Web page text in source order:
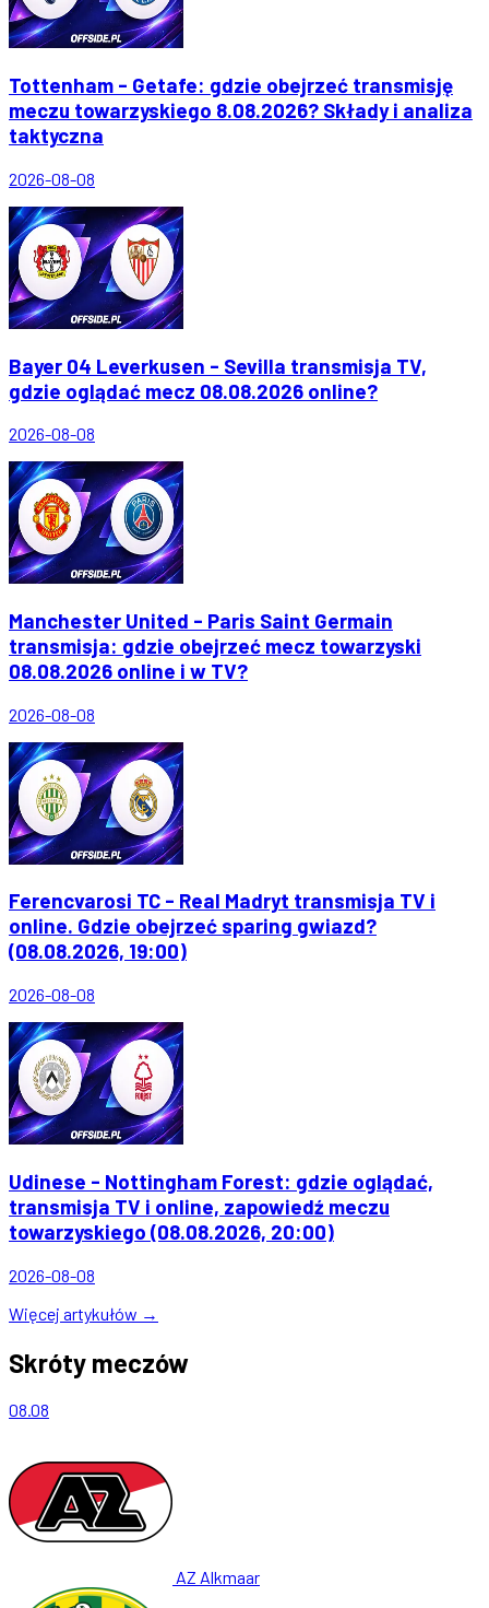
Tottenham - Getafe: gdzie obejrzeć transmisję
meczu towarzyskiego 8.08.2026? Składy i analiza
taktyczna
2026-08-08
Bayer 04 Leverkusen - Sevilla transmisja TV,
gdzie oglądać mecz 08.08.2026 online?
2026-08-08
Manchester United - Paris Saint Germain
transmisja: gdzie obejrzeć mecz towarzyski
08.08.2026 online i w TV?
2026-08-08
Ferencvarosi TC - Real Madryt transmisja TV i
online. Gdzie obejrzeć sparing gwiazd?
(08.08.2026, 19:00)
2026-08-08
Udinese - Nottingham Forest: gdzie oglądać,
transmisja TV i online, zapowiedź meczu
towarzyskiego (08.08.2026, 20:00)
2026-08-08
Więcej artykułów →
Skróty meczów
08.08
AZ Alkmaar